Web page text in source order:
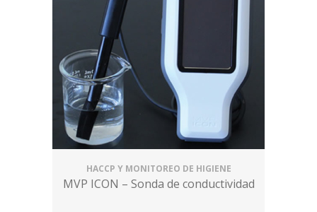
HACCP Y MONITOREO DE HIGIENE
MVP ICON – Sonda de conductividad